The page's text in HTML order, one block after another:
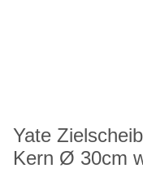
Yate
Kern Ø 30cm